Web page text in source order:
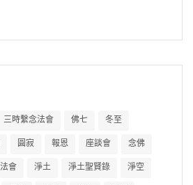
三時繫念法會 佛七 冬至
圓寂 報恩 座談會 念佛
法會 淨土 淨土聖賢錄 淨空